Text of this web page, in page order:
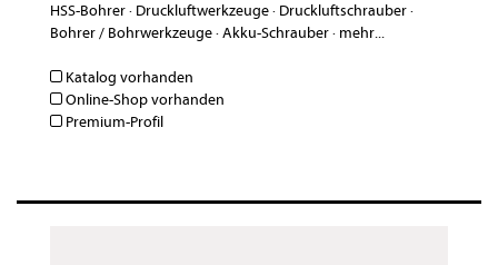
HSS-Bohrer· Druckluftwerkzeuge· Druckluftschrauber·
Bohrer / Bohrwerkzeuge·Akku-Schrauber· mehr...
Katalog vorhanden
Online-Shop vorhanden
Premium-Profil